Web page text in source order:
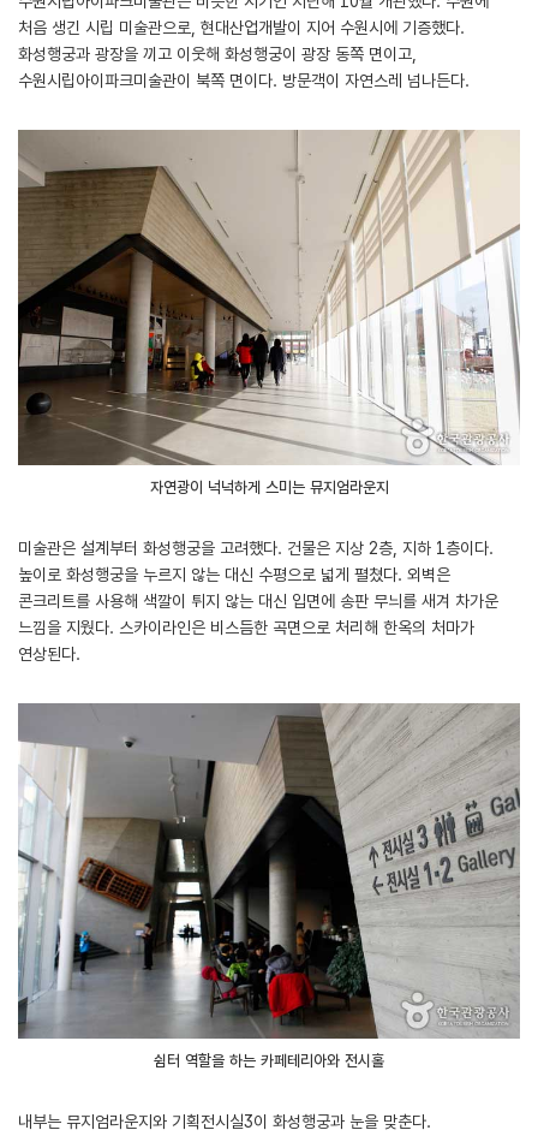
처음 생긴 시립 미술관으로, 현대산업개발이 지어 수원시에 기증했다.
화성행궁과 광장을 끼고 이웃해 화성행궁이 광장 동쪽 면이고,
수원시립아이파크미술관이 북쪽 면이다. 방문객이 자연스레 넘나든다.
자연광이 넉넉하게 스미는 뮤지엄라운지
미술관은 설계부터 화성행궁을 고려했다. 건물은 지상 2층, 지하 1층이다.
높이로 화성행궁을 누르지 않는 대신 수평으로 넓게 펼쳤다. 외벽은
콘크리트를 사용해 색깔이 튀지 않는 대신 입면에 송판 무늬를 새겨 차가운
느낌을 지웠다. 스카이라인은 비스듬한 곡면으로 처리해 한옥의 처마가
연상된다.
쉼터 역할을 하는 카페테리아와 전시홀
내부는 뮤지엄라운지와 기획전시실3이 화성행궁과 눈을 맞춘다.